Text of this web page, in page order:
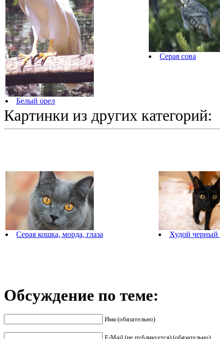
Белый орел
Серая сова
Картинки из других категорий:
Серая кошка, морда, глаза Худой черный
Обсуждение по теме:
Имя (обязательно)
E-Mail (не публикуется) (обязательно)